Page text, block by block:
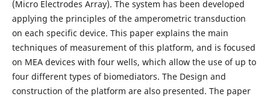
(Micro Electrodes Array). The system has been developed
applying the principles of the amperometric transduction
on each specific device. This paper explains the main
techniques of measurement of this platform, and is focused
on MEA devices with four wells, which allow the use of up to
four different types of biomediators. The Design and
construction of the platform are also presented. The paper